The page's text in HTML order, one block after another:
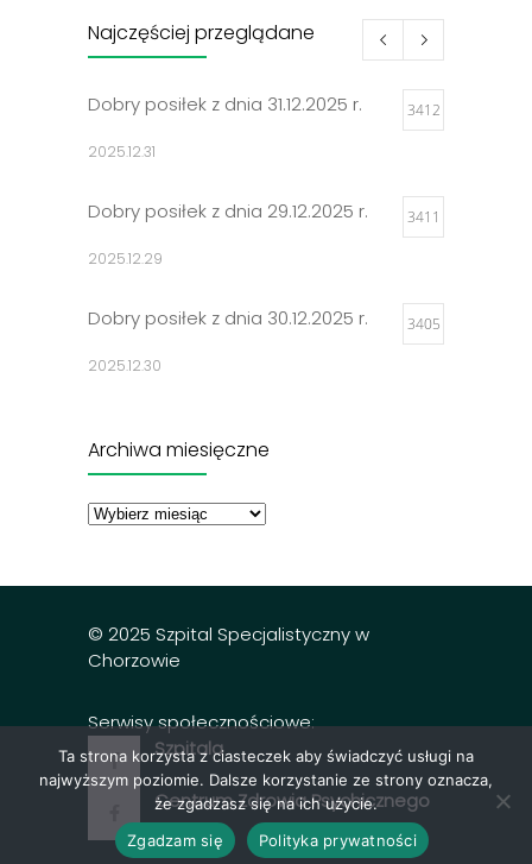
Najczęściej przeglądane
Dobry posiłek z dnia 31.12.2025 r. 3412
2025.12.31
Dobry posiłek z dnia 29.12.2025 r. 3411
2025.12.29
Dobry posiłek z dnia 30.12.2025 r. 3405
2025.12.30
2024.12.27
Dobry posiłek z dnia 23.12.2025 r.
Archiwa miesięczne
miesięczne
© 2025 Szpital Specjalistyczny w
Chorzowie
Serwisy społecznościowe:
Szpitala
Centrum Zdrowia Psychicznego
Ta strona korzysta z ciasteczek aby świadczyć usługi na
najwyższym poziomie. Dalsze korzystanie ze strony oznacza,
że zgadzasz się na ich użycie.
Zgadzam się
Polityka prywatności